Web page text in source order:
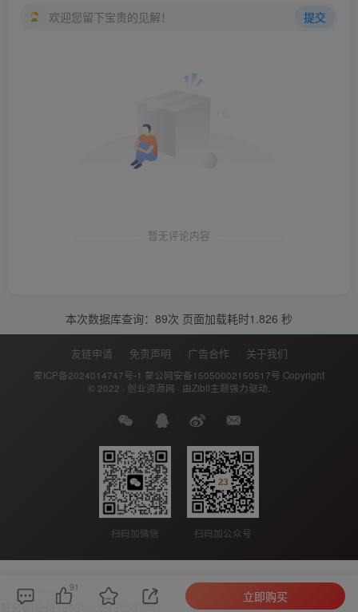
欢迎您留下宝贵的见解！ 提交
暂无评论内容
本次数据库查询：89次 页面加载耗时1.826 秒
友链申请 免责声明 广告合作 关于我们
蒙ICP备2024014747号-1 蒙公网安备15050002150517号 Copyright
© 2022 · 创业资源网 · 由Zibll主题强力驱动.
扫码加微信 扫码加公众号
91
立即购买
蒙公网安备15050002150517号